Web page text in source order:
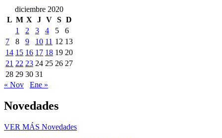
diciembre 2020
L M X J V S D
1
2 3 4 5
6
7
8 9 10 11 12 13
14 15 16 17 18 19 20
21 22 23 24 25 26 27
28 29 30 31
« Nov
Ene »
Novedades
VER MÁS Novedades